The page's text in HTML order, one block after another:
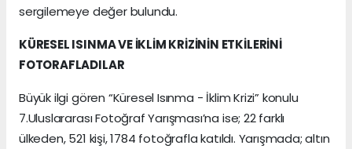
sergilemeye değer bulundu.
KÜRESEL ISINMA VE İKLİM KRİZİNİN ETKİLERİNİ
FOTORAFLADILAR
Büyük ilgi gören “Küresel Isınma - İklim Krizi” konulu
7.Uluslararası Fotoğraf Yarışması’na ise; 22 farklı
ülkeden, 521 kişi, 1784 fotoğrafla katıldı. Yarışmada; altın